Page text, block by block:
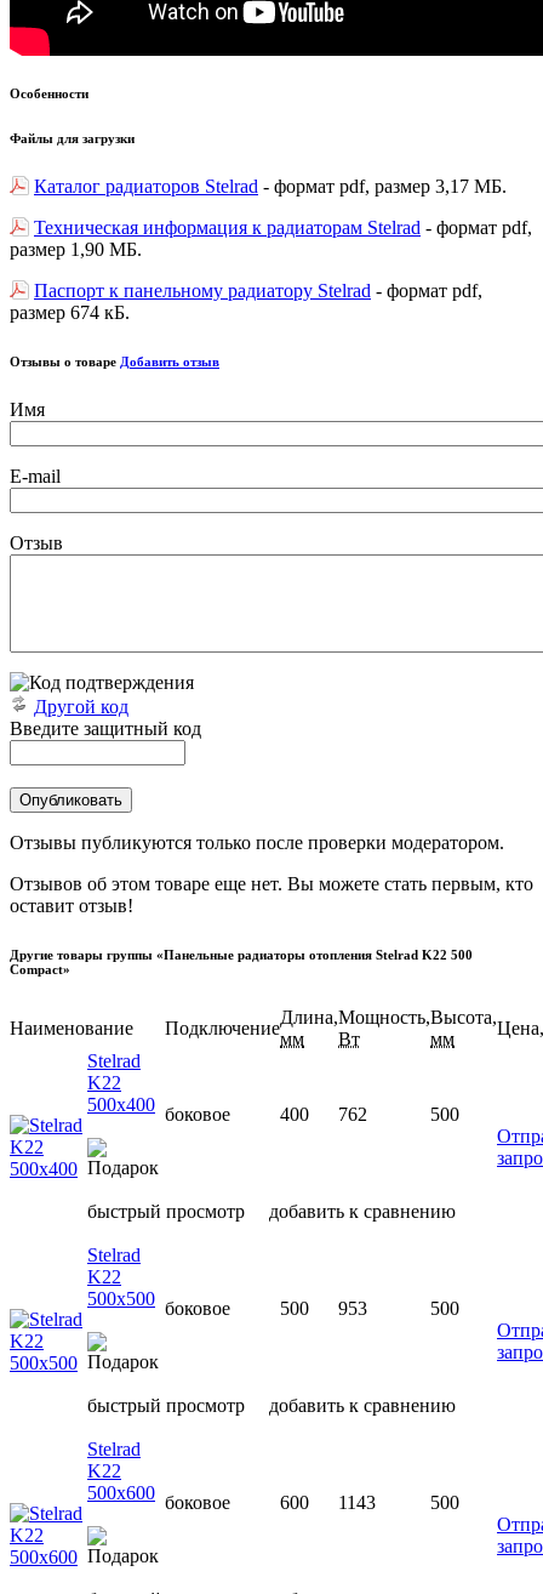
Особенности
Файлы для загрузки
Каталог радиаторов Stelrad - формат pdf, размер 3,17 МБ.
Техническая информация к радиаторам Stelrad - формат pdf,
размер 1,90 МБ.
Паспорт к панельному радиатору Stelrad - формат pdf,
размер 674 кБ.
Отзывы о товаре Добавить отзыв
Имя
E-mail
Отзыв
Другой код
Введите защитный код
Отзывы публикуются только после проверки модератором.
Отзывов об этом товаре еще нет. Вы можете стать первым, кто
оставит отзыв!
Другие товары группы «Панельные радиаторы отопления Stelrad K22 500
Compact»
Наименование Подключение
Длина,
мм
Мощность,
Вт
Высота,
мм
Stelrad
K22
500х400 боковое 400 762
500
быстрый просмотр добавить к сравнению
Stelrad
K22
500х500 боковое 500 953
500
быстрый просмотр добавить к сравнению
Stelrad
K22
500х600 боковое 600 1143
500